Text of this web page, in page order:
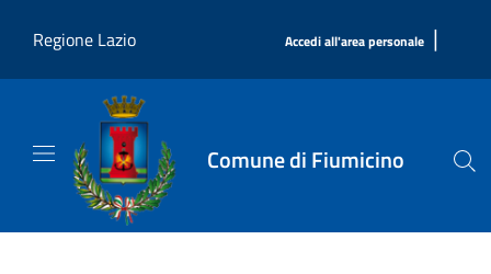
Regione Lazio
Accedi all'area personale |
Comune di Fiumicino